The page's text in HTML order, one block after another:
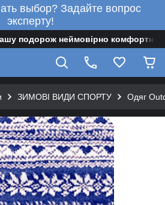
выбор? Задайте вопрос
эксперту!
подорож неймовірно
ЗИМОВІ ВИДИ СПОРТУ Одяг